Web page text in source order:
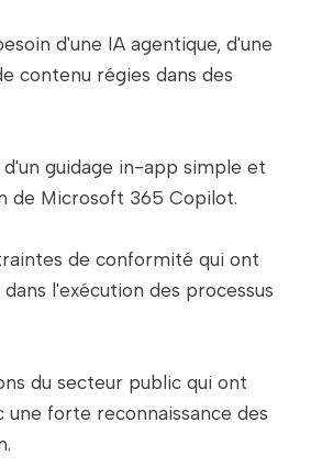
d'une IA agentique, d'une
contenu régies dans des
guidage in-app simple et
de Microsoft 365 Copilot.
de conformité qui ont
l'exécution des processus
du secteur public qui ont
une forte reconnaissance des